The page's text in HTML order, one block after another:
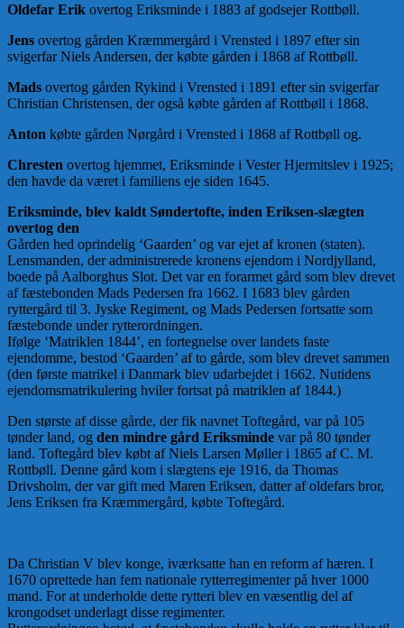
Oldefar Erik overtog Eriksminde i 1883 af godsejer Rottbøll.
Jens overtog gården Kræmmergård i Vrensted i 1897 efter sin
svigerfar Niels Andersen, der købte gården i 1868 af Rottbøll.
Mads overtog gården Rykind i Vrensted i 1891 efter sin svigerfar
Christian Christensen, der også købte gården af Rottbøll i 1868.
Anton købte gården Nørgård i Vrensted i 1868 af Rottbøll og.
Chresten overtog hjemmet, Eriksminde i Vester Hjermitslev i 1925;
den havde da været i familiens eje siden 1645.
Eriksminde, blev kaldt Søndertofte, inden Eriksen-slægten
overtog den
Gården hed oprindelig ‘Gaarden’ og var ejet af kronen (staten).
Lensmanden, der administrerede kronens ejendom i Nordjylland,
boede på Aalborghus Slot. Det var en forarmet gård som blev drevet
af fæstebonden Mads Pedersen fra 1662. I 1683 blev gården
ryttergård til 3. Jyske Regiment, og Mads Pedersen fortsatte som
fæstebonde under rytterordningen.
Ifølge ‘Matriklen 1844’, en fortegnelse over landets faste
ejendomme, bestod ‘Gaarden’ af to gårde, som blev drevet sammen
(den første matrikel i Danmark blev udarbejdet i 1662. Nutidens
ejendomsmatrikulering hviler fortsat på matriklen af 1844.)
Den største af disse gårde, der fik navnet Toftegård, var på 105
tønder land, og den mindre gård Eriksminde var på 80 tønder
land. Toftegård blev købt af Niels Larsen Møller i 1865 af C. M.
Rottbøll. Denne gård kom i slægtens eje 1916, da Thomas
Drivsholm, der var gift med Maren Eriksen, datter af oldefars bror,
Jens Eriksen fra Kræmmergård, købte Toftegård.
Da Christian V blev konge, iværksatte han en reform af hæren. I
1670 oprettede han fem nationale rytterregimenter på hver 1000
mand. For at underholde dette rytteri blev en væsentlig del af
krongodset underlagt disse regimenter.